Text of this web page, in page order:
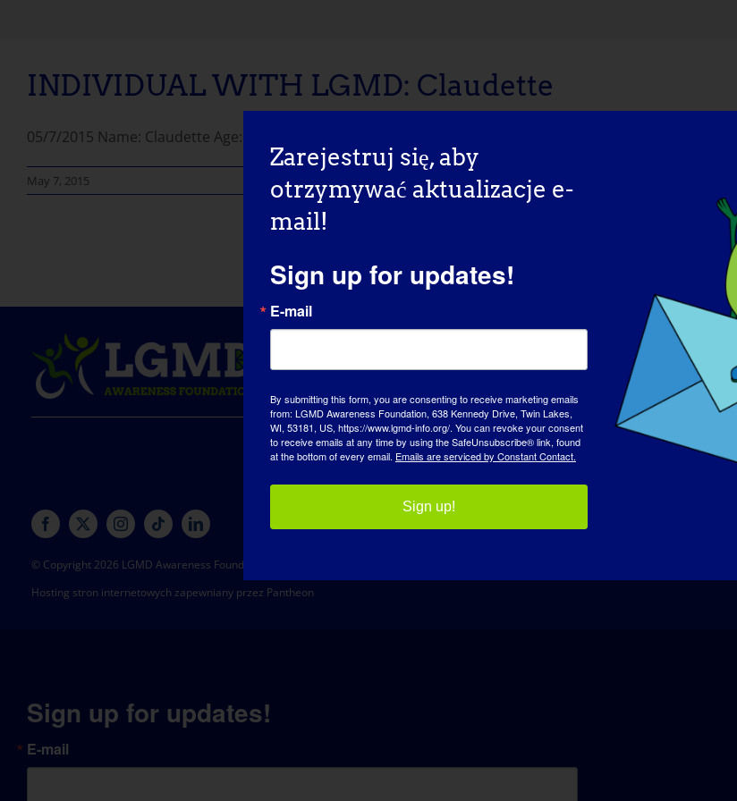
INDIVIDUAL WITH LGMD: Claudette
05/7/2015 Name: Claudette Age: 51 yrs. old Country: Canada LGMD [...]
May 7, 2015
© Copyright 2026 LGMD Awareness Foundation, Inc
Hosting stron internetowych zapewniany przez Pantheon
Sign up for updates!
E-mail
Zarejestruj się, aby
otrzymywać aktualizacje e-
mail!
Sign up for updates!
E-mail
By submitting this form, you are consenting to receive marketing emails
from: LGMD Awareness Foundation, 638 Kennedy Drive, Twin Lakes,
WI, 53181, US, https://www.lgmd-info.org/. You can revoke your consent
to receive emails at any time by using the SafeUnsubscribe® link, found
at the bottom of every email. Emails are serviced by Constant Contact.
Sign up!